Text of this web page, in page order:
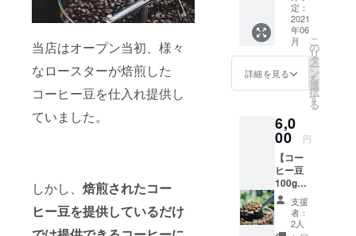
当店はオープン当初、様々
なロースターが焙煎した
コーヒー豆を仕入れ提供し
ていました。
しかし、 焙煎されたコー
ヒー豆を提供しているだけ
できる
コー
ヒーチ
ケット
10枚を
お届け
しま
す。 ※
限2023
年6月1
日
定：
2021
年06
月
詳細を見る
こ
の
リ
タ
ー
ン
を
選
択
す
る
6,0
00 円
【コー
ヒー豆
100g定
期便
（6ヶ
月）】
支援
者：
2人